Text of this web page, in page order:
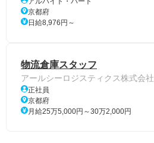
京都府
日給8,976円～
物流倉庫スタッフ
アールシーロジスティクス株式会社
正社員
京都府
月給25万5,000円～30万2,000円